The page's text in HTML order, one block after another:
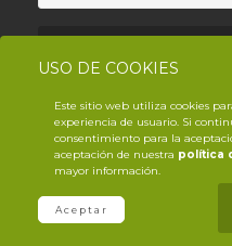
USO DE COOKIES
Este sitio web utiliza cookies
experiencia de usuario. Si
consentimiento para la
aceptación de nuestra política
mayor información.
Aceptar © Copyright